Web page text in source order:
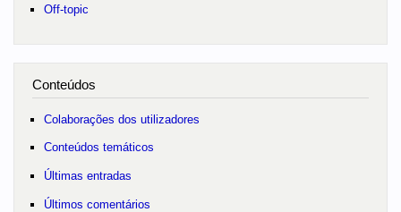
Off-topic
Conteúdos
Colaborações dos utilizadores
Conteúdos temáticos
Últimas entradas
Últimos comentários